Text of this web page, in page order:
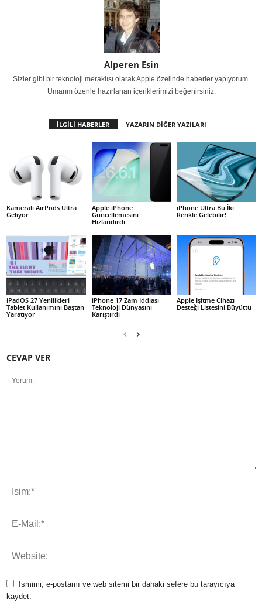
Alperen Esin
Sizler gibi bir teknoloji meraklısı olarak Apple özelinde haberler yapıyorum.
Umarım özenle hazırlanan içeriklerimizi beğenirsiniz.
İLGİLİ HABERLER YAZARIN DİĞER YAZILARI
Kameralı AirPods Ultra
Geliyor
Apple iPhone
Güncellemesini
Hızlandırdı
iPhone Ultra Bu İki
Renkle Gelebilir!
iPadOS 27 Yenilikleri
Tablet Kullanımını Baştan
Yaratıyor
iPhone 17 Zam İddiası
Teknoloji Dünyasını
Karıştırdı
Apple İşitme Cihazı
Desteği Listesini Büyüttü
CEVAP VER
Ismimi, e-postamı ve web sitemi bir dahaki sefere bu tarayıcıya
kaydet.